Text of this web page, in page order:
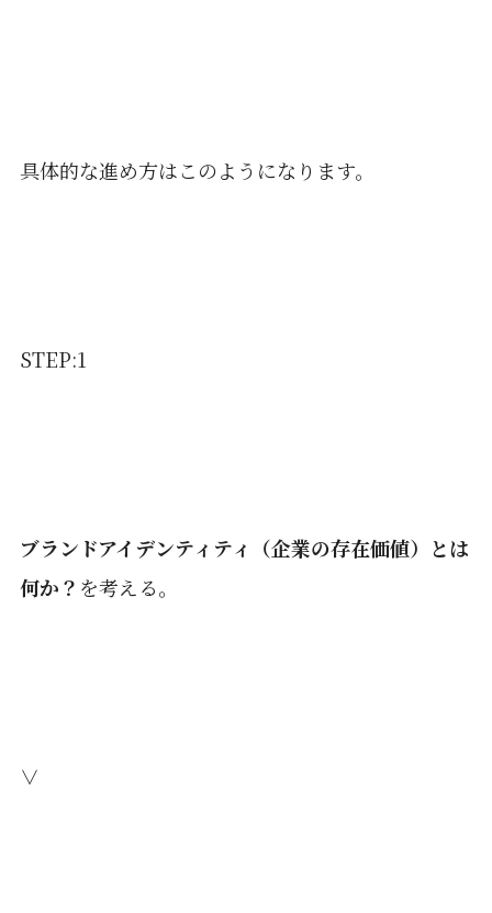
具体的な進め方はこのようになります。
STEP:1
ブランドアイデンティティ（企業の存在価値）とは
何か？ を考える。
∨